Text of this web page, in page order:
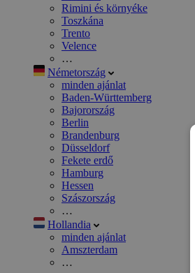
Rimini és környéke
Toszkána
Trento
Velence
…
Németország
minden ajánlat
Baden-Württemberg
Bajorország
Berlin
Brandenburg
Düsseldorf
Fekete erdő
Hamburg
Hessen
Szászország
…
Hollandia
minden ajánlat
Amszterdam
…